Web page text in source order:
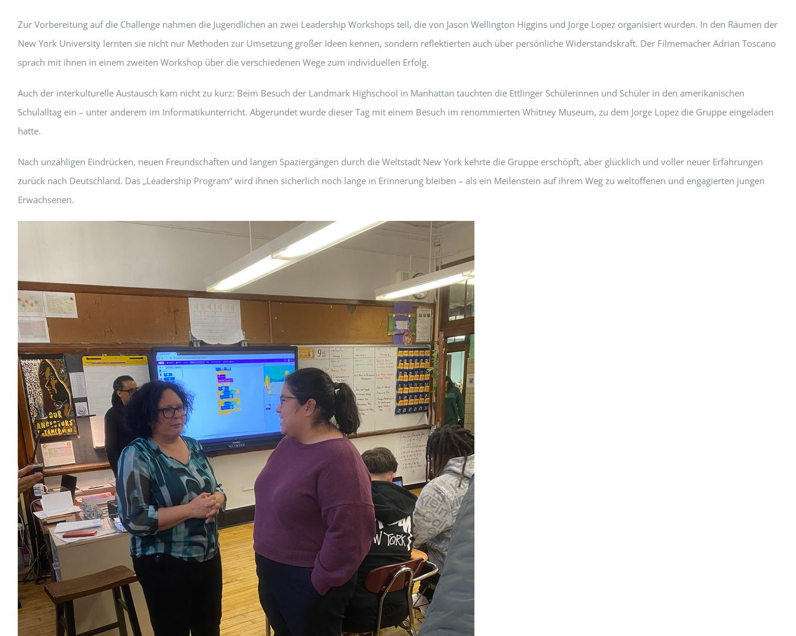
Zur Vorbereitung auf die Challenge nahmen die Jugendlichen an zwei Leadership Workshops teil, die von Jason Wellington Higgins und Jorge Lopez organisiert wurden. In den Räumen der
New York University lernten sie nicht nur Methoden zur Umsetzung großer Ideen kennen, sondern reflektierten auch über persönliche Widerstandskraft. Der Filmemacher Adrian Toscano
sprach mit ihnen in einem zweiten Workshop über die verschiedenen Wege zum individuellen Erfolg.
Auch der interkulturelle Austausch kam nicht zu kurz: Beim Besuch der Landmark Highschool in Manhattan tauchten die Ettlinger Schülerinnen und Schüler in den amerikanischen
Schulalltag ein – unter anderem im Informatikunterricht. Abgerundet wurde dieser Tag mit einem Besuch im renommierten Whitney Museum, zu dem Jorge Lopez die Gruppe eingeladen
hatte.
Nach unzähligen Eindrücken, neuen Freundschaften und langen Spaziergängen durch die Weltstadt New York kehrte die Gruppe erschöpft, aber glücklich und voller neuer Erfahrungen
zurück nach Deutschland. Das „Leadership Program“ wird ihnen sicherlich noch lange in Erinnerung bleiben – als ein Meilenstein auf ihrem Weg zu weltoffenen und engagierten jungen
Erwachsenen.